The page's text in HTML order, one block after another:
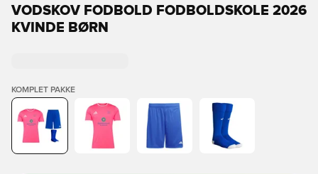
VODSKOV FODBOLD FODBOLDSKOLE 2026
KVINDE BØRN
KOMPLET PAKKE